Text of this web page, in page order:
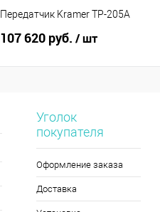
Передатчик Kramer TP-205A
107 620 руб. / шт
Уголок
покупателя
Оформление заказа
Доставка